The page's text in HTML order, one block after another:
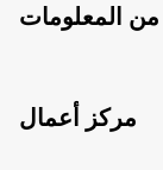
من المعلومات
مركز أعمال